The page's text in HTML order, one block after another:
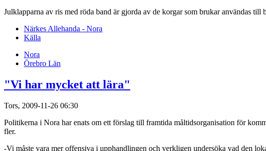
Julklapparna av ris med röda band är gjorda av de korgar som brukar användas till
Närkes Allehanda - Nora
Källa
Nora
Örebro Län
"Vi har mycket att lära"
Tors, 2009-11-26 06:30
Politikerna i Nora har enats om ett förslag till framtida måltidsorganisation för
fler.
-Vi måste vara mer offensiva i upphandlingen och verkligen undersöka vad den